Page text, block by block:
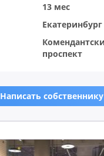
13 мес
Екатеринбург
проспект
Написать собственнику